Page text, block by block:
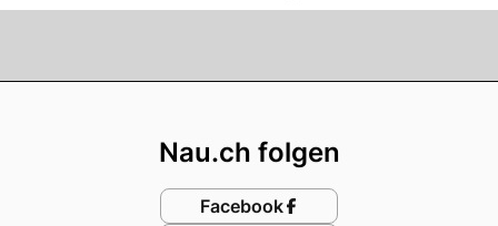
Nau.ch folgen
Facebook